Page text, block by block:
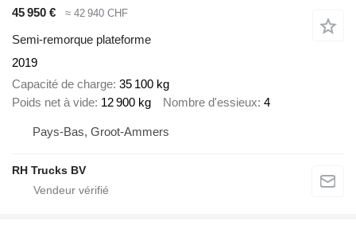
45 950 € ≈ 42 940 CHF
Semi-remorque plateforme
2019
Capacité de charge 35 100 kg
Poids net à vide 12 900 kg Nombre d'essieux 4
Pays-Bas, Groot-Ammers
RH Trucks BV